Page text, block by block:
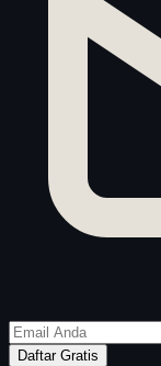
Daftar Gratis